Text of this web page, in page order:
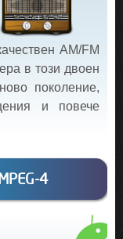
AM/FM
в този двоен
поколение,
и повече
4